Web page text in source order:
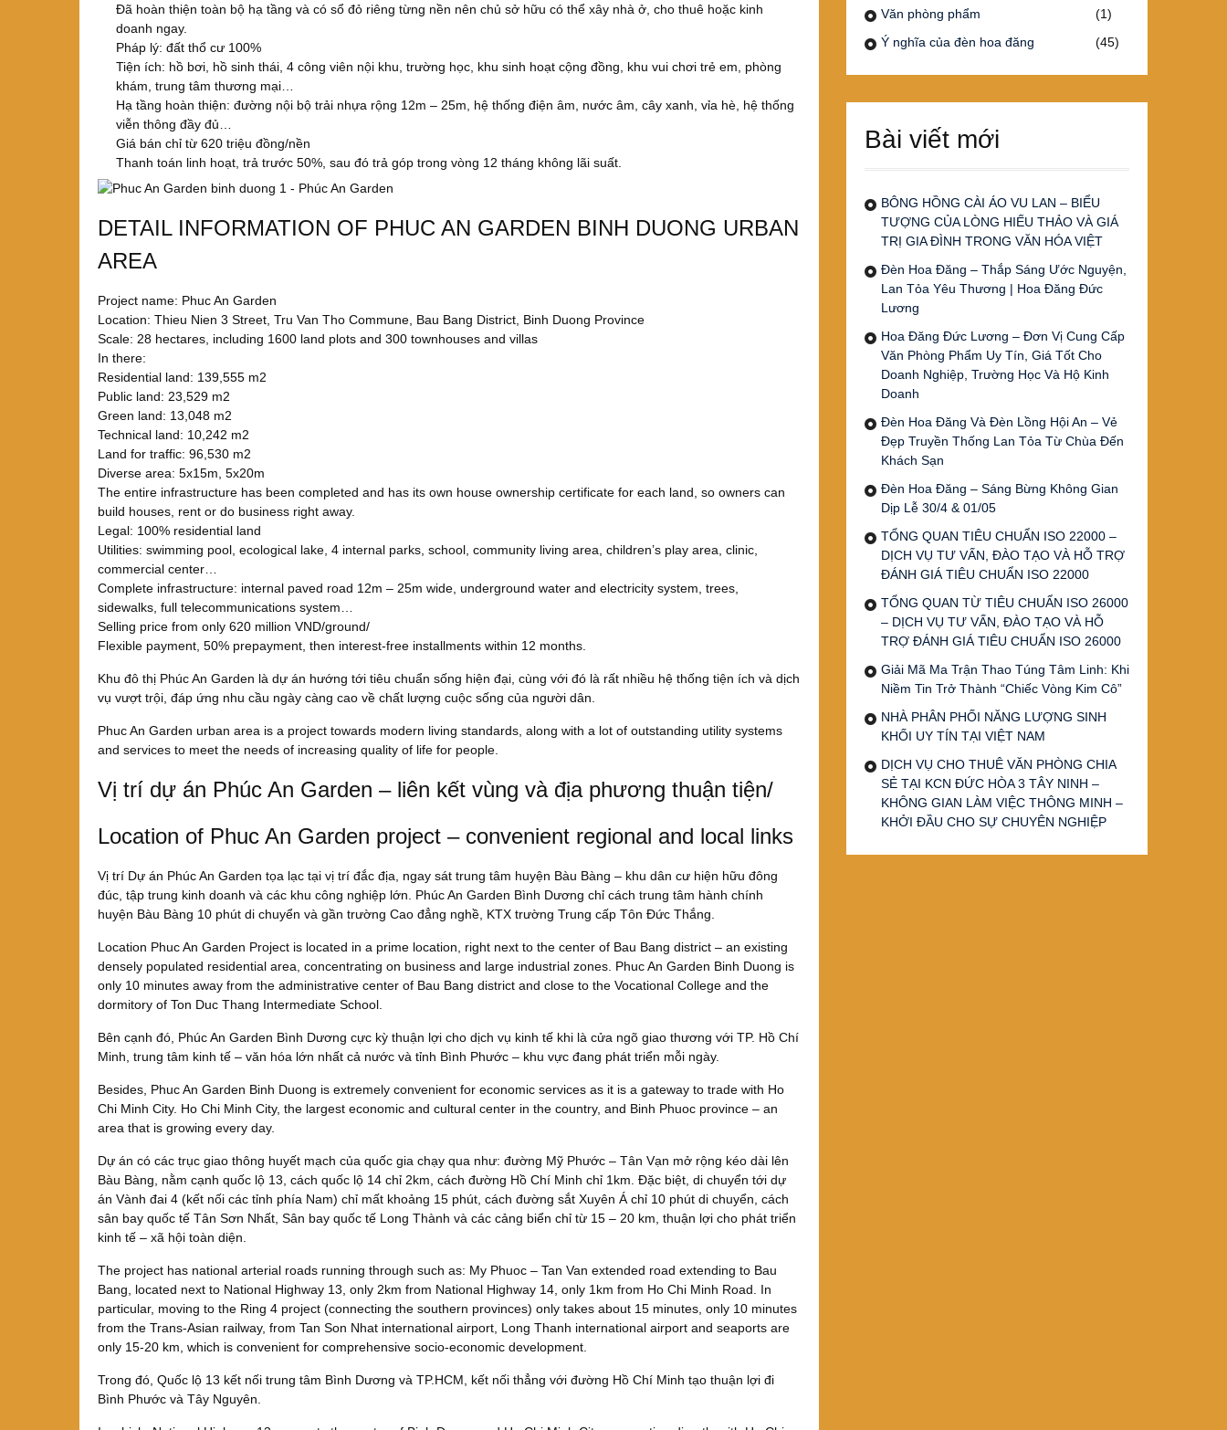
Đã hoàn thiện toàn bộ hạ tầng và có sổ đỏ riêng từng nền nên chủ sở hữu có thể xây nhà ở, cho thuê hoặc kinh
doanh ngay.
Pháp lý: đất thổ cư 100%
Tiện ích: hồ bơi, hồ sinh thái, 4 công viên nội khu, trường học, khu sinh hoạt cộng đồng, khu vui chơi trẻ em, phòng
khám, trung tâm thương mại…
Hạ tầng hoàn thiện: đường nội bộ trải nhựa rộng 12m – 25m, hệ thống điện âm, nước âm, cây xanh, vỉa hè, hệ thống
viễn thông đầy đủ…
Giá bán chỉ từ 620 triệu đồng/nền
Thanh toán linh hoạt, trả trước 50%, sau đó trả góp trong vòng 12 tháng không lãi suất.
DETAIL INFORMATION OF PHUC AN GARDEN BINH DUONG URBAN
AREA
Project name: Phuc An Garden
Location: Thieu Nien 3 Street, Tru Van Tho Commune, Bau Bang District, Binh Duong Province
Scale: 28 hectares, including 1600 land plots and 300 townhouses and villas
In there:
Residential land: 139,555 m2
Public land: 23,529 m2
Green land: 13,048 m2
Technical land: 10,242 m2
Land for traffic: 96,530 m2
Diverse area: 5x15m, 5x20m
The entire infrastructure has been completed and has its own house ownership certificate for each land, so owners can
build houses, rent or do business right away.
Legal: 100% residential land
Utilities: swimming pool, ecological lake, 4 internal parks, school, community living area, children’s play area, clinic,
commercial center…
Complete infrastructure: internal paved road 12m – 25m wide, underground water and electricity system, trees,
sidewalks, full telecommunications system…
Selling price from only 620 million VND/ground/
Flexible payment, 50% prepayment, then interest-free installments within 12 months.
Khu đô thị Phúc An Garden là dự án hướng tới tiêu chuẩn sống hiện đại, cùng với đó là rất nhiều hệ thống tiện ích và dịch
vụ vượt trội, đáp ứng nhu cầu ngày càng cao về chất lượng cuộc sống của người dân.
Phuc An Garden urban area is a project towards modern living standards, along with a lot of outstanding utility systems
and services to meet the needs of increasing quality of life for people.
Vị trí dự án Phúc An Garden – liên kết vùng và địa phương thuận tiện/
Location of Phuc An Garden project – convenient regional and local links
Vị trí Dự án Phúc An Garden tọa lạc tại vị trí đắc địa, ngay sát trung tâm huyện Bàu Bàng – khu dân cư hiện hữu đông
đúc, tập trung kinh doanh và các khu công nghiệp lớn. Phúc An Garden Bình Dương chỉ cách trung tâm hành chính
huyện Bàu Bàng 10 phút di chuyển và gần trường Cao đẳng nghề, KTX trường Trung cấp Tôn Đức Thắng.
Location Phuc An Garden Project is located in a prime location, right next to the center of Bau Bang district – an existing
densely populated residential area, concentrating on business and large industrial zones. Phuc An Garden Binh Duong is
only 10 minutes away from the administrative center of Bau Bang district and close to the Vocational College and the
dormitory of Ton Duc Thang Intermediate School.
Bên cạnh đó, Phúc An Garden Bình Dương cực kỳ thuận lợi cho dịch vụ kinh tế khi là cửa ngõ giao thương với TP. Hồ Chí
Minh, trung tâm kinh tế – văn hóa lớn nhất cả nước và tỉnh Bình Phước – khu vực đang phát triển mỗi ngày.
Besides, Phuc An Garden Binh Duong is extremely convenient for economic services as it is a gateway to trade with Ho
Chi Minh City. Ho Chi Minh City, the largest economic and cultural center in the country, and Binh Phuoc province – an
area that is growing every day.
Dự án có các trục giao thông huyết mạch của quốc gia chạy qua như: đường Mỹ Phước – Tân Vạn mở rộng kéo dài lên
Bàu Bàng, nằm cạnh quốc lộ 13, cách quốc lộ 14 chỉ 2km, cách đường Hồ Chí Minh chỉ 1km. Đặc biệt, di chuyển tới dự
án Vành đai 4 (kết nối các tỉnh phía Nam) chỉ mất khoảng 15 phút, cách đường sắt Xuyên Á chỉ 10 phút di chuyển, cách
sân bay quốc tế Tân Sơn Nhất, Sân bay quốc tế Long Thành và các cảng biển chỉ từ 15 – 20 km, thuận lợi cho phát triển
kinh tế – xã hội toàn diện.
The project has national arterial roads running through such as: My Phuoc – Tan Van extended road extending to Bau
Bang, located next to National Highway 13, only 2km from National Highway 14, only 1km from Ho Chi Minh Road. In
particular, moving to the Ring 4 project (connecting the southern provinces) only takes about 15 minutes, only 10 minutes
from the Trans-Asian railway, from Tan Son Nhat international airport, Long Thanh international airport and seaports are
only 15-20 km, which is convenient for comprehensive socio-economic development.
Trong đó, Quốc lộ 13 kết nối trung tâm Bình Dương và TP.HCM, kết nối thẳng với đường Hồ Chí Minh tạo thuận lợi đi
Bình Phước và Tây Nguyên.
Văn phòng phẩm
(1)
Ý nghĩa của đèn hoa đăng
(45)
Bài viết mới
BÔNG HỒNG CÀI ÁO VU LAN – BIỂU
TƯỢNG CỦA LÒNG HIẾU THẢO VÀ GIÁ
TRỊ GIA ĐÌNH TRONG VĂN HÓA VIỆT
Đèn Hoa Đăng – Thắp Sáng Ước Nguyện,
Lan Tỏa Yêu Thương | Hoa Đăng Đức
Lương
Hoa Đăng Đức Lương – Đơn Vị Cung Cấp
Văn Phòng Phẩm Uy Tín, Giá Tốt Cho
Doanh Nghiệp, Trường Học Và Hộ Kinh
Doanh
Đèn Hoa Đăng Và Đèn Lồng Hội An – Vẻ
Đẹp Truyền Thống Lan Tỏa Từ Chùa Đến
Khách Sạn
Đèn Hoa Đăng – Sáng Bừng Không Gian
Dịp Lễ 30/4 & 01/05
TỔNG QUAN TIÊU CHUẨN ISO 22000 –
DỊCH VỤ TƯ VẤN, ĐÀO TẠO VÀ HỖ TRỢ
ĐÁNH GIÁ TIÊU CHUẨN ISO 22000
TỔNG QUAN TỪ TIÊU CHUẨN ISO 26000
– DỊCH VỤ TƯ VẤN, ĐÀO TẠO VÀ HỖ
TRỢ ĐÁNH GIÁ TIÊU CHUẨN ISO 26000
Giải Mã Ma Trận Thao Túng Tâm Linh: Khi
Niềm Tin Trở Thành “Chiếc Vòng Kim Cô”
NHÀ PHÂN PHỐI NĂNG LƯỢNG SINH
KHỐI UY TÍN TẠI VIỆT NAM
DỊCH VỤ CHO THUÊ VĂN PHÒNG CHIA
SẺ TẠI KCN ĐỨC HÒA 3 TÂY NINH –
KHÔNG GIAN LÀM VIỆC THÔNG MINH –
KHỞI ĐẦU CHO SỰ CHUYÊN NGHIỆP